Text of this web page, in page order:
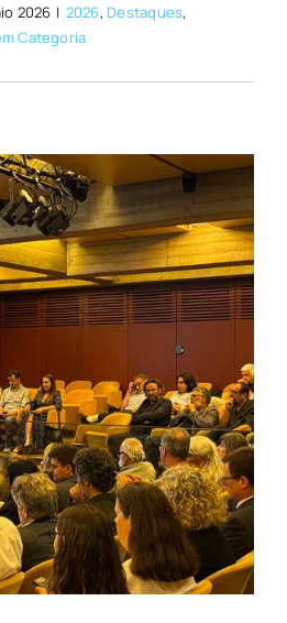
2026 | 2026, Destaques,
Categoria